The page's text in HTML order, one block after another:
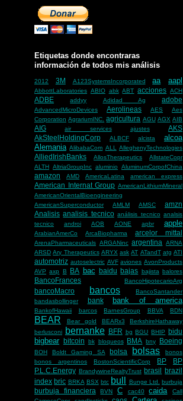
Etiquetas donde encontraras
información de todos mis análisis
2012 3M A123SystemsIncorporated aa aapl
AbbottLaboratories ABIO abk ABT acciones ACH
ADBE addyy Adidad Ag adobe
AdvancedMicroDevices Aerolineas AES
Aes
Corporation AgrariumINC. agricultura AGU AGX AIB
AIG air services ajustes
AKS
AkSteelHoldingCorp
ALBCF alcista
alcoa
Alemania AlibabaCom ALL AlleghenyTechnologies
AlliedIrishBanks AllosTherapeutics
AllstateCopr
ALTH
AltriaGroupInc aluminio AluminumCorpofChina
amazon AMD AmericaLatina american express
American Internat Group AmericanLithiumMineral
AmericanOrientalBioengineering
AmericanSuperconductor
AMLM AMSC
amzn
Analisis analisis tecnico análisis tecnico analsis
tecnico
androi AOB AONE apbr apple
ArabianAmerCo ArcaBiopharma arcelor mittal
ArenaPharmaceuticals ARGANinc argentina
ARNA
ARSD Ary Therapeutics ARYX ask AT ATandT atg ATI
automotriz autoselectric AVF aviones AvonProducts
AVP axp B BA bac baidu bajas bajista balores
BancoFrances BancoHipotecarioArg
bancoMacro bancos
BancoSantander
bandasbollinger
bank bank of america
BankofHawaii barcos BarnesGroup BBVA BDN
BEAR Bear gold BEARx3
BerkshireHathaway
berlusconi
bernanke BFR bg BGU BHIP bidu
bigbear bitcoin bk bloqueos BMA bny Boeing
BOH Boldt Gaming SA bolsa bolsas
bonos
bonos argentinos
BostonScientificCorp BP
BP
P.L.C.Energy BrandywineRealtyTrust brasil
brazil
index bric BRKA BSX btc bull Bunge Ltd. burbuja
burbuja financiera BVN C cac40 caida
Call